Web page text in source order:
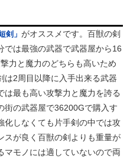
剣」 がオススメです。百獣の剣
では最強の武器で武器屋から16
力と魔力のどちらも高いため
は2周目以降に入手出来る武器
最も高い攻撃力と魔力を誇る
街の武器屋で36200Gで購入す
化しなくても片手剣の中では攻
スが良く百獣の剣よりも重量が
マモノには適していないので両